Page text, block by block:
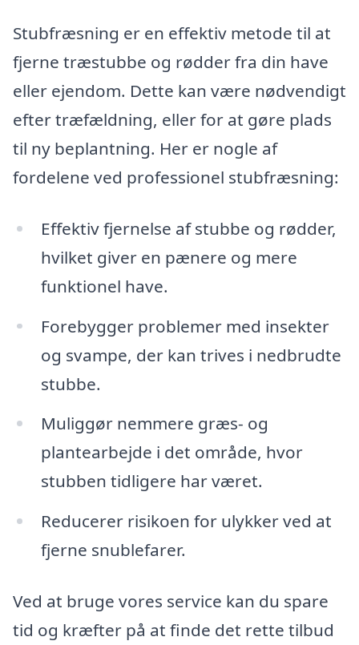
Stubfræsning er en effektiv metode til at
fjerne træstubbe og rødder fra din have
eller ejendom. Dette kan være nødvendigt
efter træfældning, eller for at gøre plads
til ny beplantning. Her er nogle af
fordelene ved professionel stubfræsning:
Effektiv fjernelse af stubbe og rødder,
hvilket giver en pænere og mere
funktionel have.
Forebygger problemer med insekter
og svampe, der kan trives i nedbrudte
stubbe.
Muliggør nemmere græs- og
plantearbejde i det område, hvor
stubben tidligere har været.
Reducerer risikoen for ulykker ved at
fjerne snublefarer.
Ved at bruge vores service kan du spare
tid og kræfter på at finde det rette tilbud